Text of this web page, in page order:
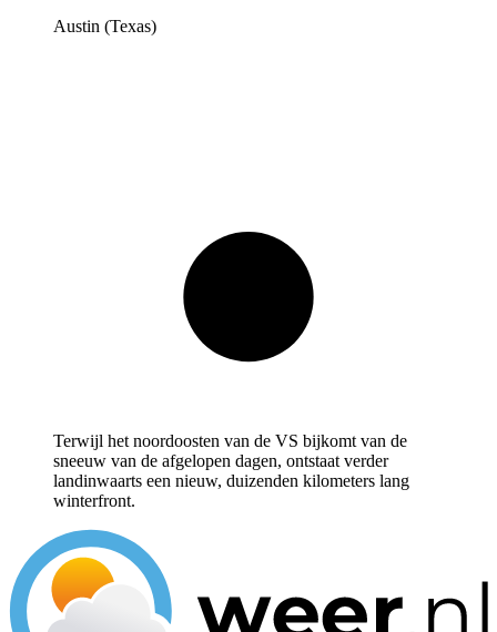
Austin (Texas)
Terwijl het noordoosten van de VS bijkomt van de
sneeuw van de afgelopen dagen, ontstaat verder
landinwaarts een nieuw, duizenden kilometers lang
winterfront.